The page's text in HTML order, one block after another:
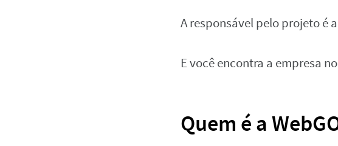
A responsável pelo projeto é a
E você encontra a empresa
Quem é a